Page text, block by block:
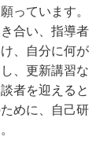
っています。
合い、指導者
、自分に何が
、更新講習な
者を迎えると
めに、自己研